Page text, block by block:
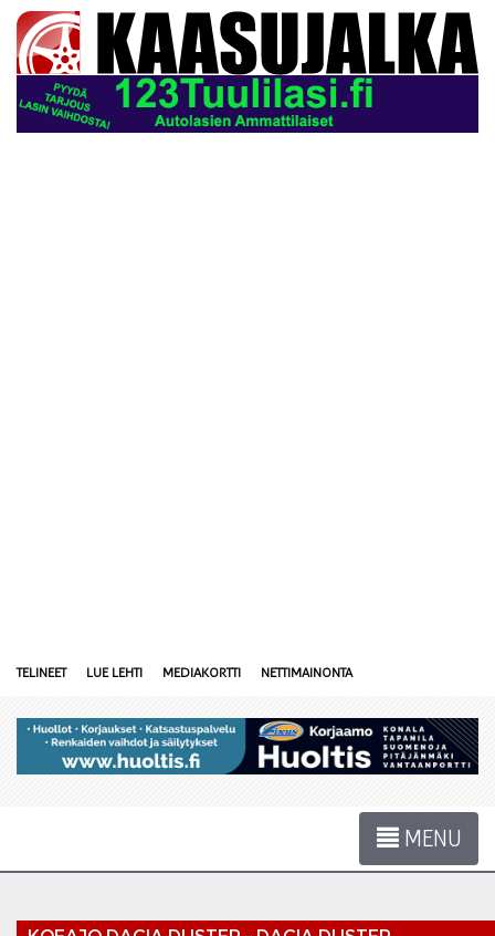
TELINEET LUE LEHTI MEDIAKORTTI NETTIMAINONTA
MENU